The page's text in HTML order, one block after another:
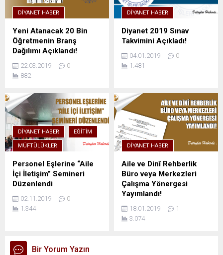
DIYANET HABER
Yeni Atanacak 20 Bin
Öğretmenin Branş
Dağılımı Açıklandı!
22.03.2019
0
882
DIYANET HABER
Diyanet 2019 Sınav
Takvimini Açıkladı!
04.01.2019
0
1.481
DIYANET HABER EĞITIM
MÜFTÜLÜKLER
Personel Eşlerine “Aile
İçi İletişim” Semineri
Düzenlendi
02.11.2019
0
1.344
DIYANET HABER
Aile ve Dinî Rehberlik
Büro veya Merkezleri
Çalışma Yönergesi
Yayımlandı!
18.01.2019
1
3.074
Bir Yorum Yazın